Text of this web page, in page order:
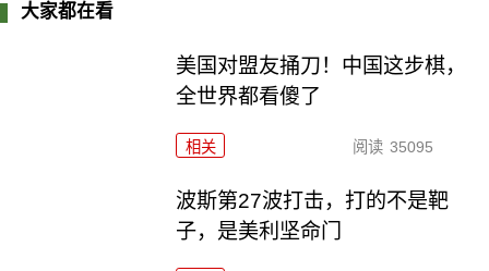
大家都在看
美国对盟友捅刀！中国这步棋，
全世界都看傻了
相关 阅读 35095
波斯第27波打击，打的不是靶
子，是美利坚命门